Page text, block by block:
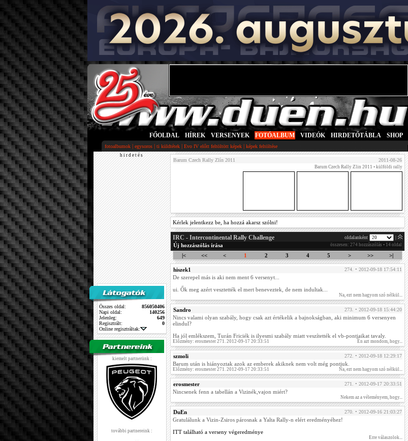
FŐOLDAL HÍREK VERSENYEK FOTÓALBUM VIDEÓK HIRDETŐTÁBLA SHOP
fotoalbumok | egysoros | ti küldtétek | Evo IV előtt feltöltött képek | képek feltöltése
h i r d e t é s
Összes oldal:
856050406
Napi oldal:
140256
Jelenleg:
649
Regisztrált:
0
Online regisztráltak:
kiemelt partnerünk :
további partnereink :
Barum Czech Rally Zlín 2011 2011-08-26
Barum Czech Rally Zlin 2011 • külföldi rally
Kérlek jelentkezz be, ha hozzá akarsz szólni!
IRC - Intercontinental Rally Challenge oldalanként |
Új hozzászólás írása összesen: 274 hozzászólás • 14 oldal
|< << < 1 2 3 4 5 > >> >|
hiszek1 274. • 2012-09-18 17:54:11
De szerepel más is aki nem ment 6 versenyt...
ui. Ők meg azért vesztették el mert beneveztek, de nem indultak...
Na, ezt nem hagyom szó nélkül...
Sandro 273. • 2012-09-18 15:44:20
Nincs valami olyan szabály, hogy csak azt értékelik a bajnokságban, aki minimum 6 versenyen
elindul?
Ha jól emlékszem, Turán Friciék is ilyesmi szabály miatt veszítették el vb-pontjaikat tavaly.
Előzmény: erosmester 271. 2012-09-17 20:33:51 Én azt mondom, hogy...
szmoli 272. • 2012-09-18 12:29:17
Barum után is hiányoztak azok az emberek akiknek nem volt még pontjuk.
Előzmény: erosmester 271. 2012-09-17 20:33:51 Na, ezt nem hagyom szó nélkül...
erosmester 271. • 2012-09-17 20:33:51
Nincsenek fenn a tabellán a Vizinék,vajon miért?
Nekem az a véleményem, hogy...
DuEn 270. • 2012-09-16 21:03:27
Gratulálunk a Vizin-Zsiros párosnak a Yalta Rally-n elért eredményéhez!
ITT található a verseny végeredménye
Erre válaszolok...